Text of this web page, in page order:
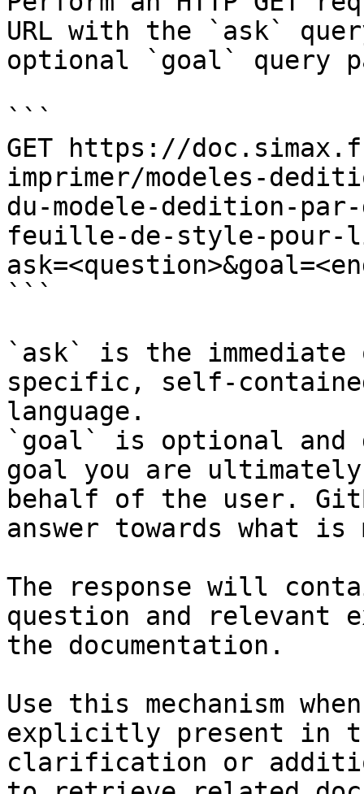
URL with the `ask`
optional `goal` query
```
GET https://
imprimer/modeles-
du-modele-dedition-
feuille-de-style-pour-
```
`ask` is the
specific, self-
language.
`goal` is optional and
goal you are
behalf of the user.
answer towards what
The response will
question and relevant
the documentation.
Use this mechanism
explicitly present in
clarification or